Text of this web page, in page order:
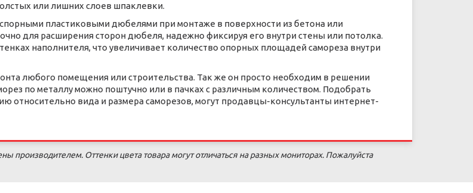
или лишних слоев шпаклевки.
пластиковыми дюбелями при монтаже в поверхности из бетона или
для расширения сторон дюбеля, надежно фиксируя его внутри стены или потолка.
наполнителя, что увеличивает количество опорных площадей самореза внутри
любого помещения или строительства. Так же он просто необходим в решении
по металлу можно поштучно или в пачках с различным количеством. Подобрать
относительно вида и размера саморезов, могут продавцы-консультанты интернет-
производителем. Оттенки цвета товара могут отличаться на разных мониторах. Пожалуйста